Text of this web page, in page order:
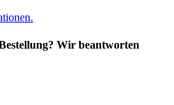
Wir beantworten